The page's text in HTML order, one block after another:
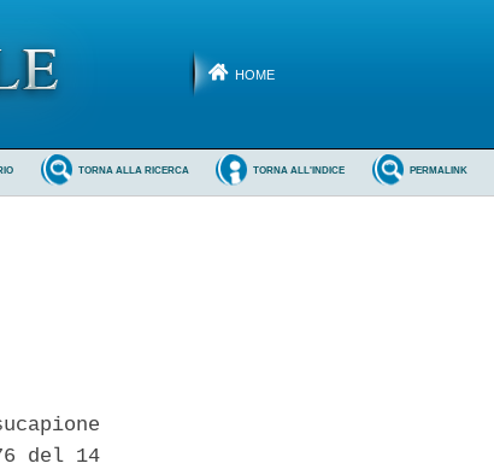
HOME
PERMALINK
TORNA ALL'INDICE
TORNA ALLA RICERCA
del 14